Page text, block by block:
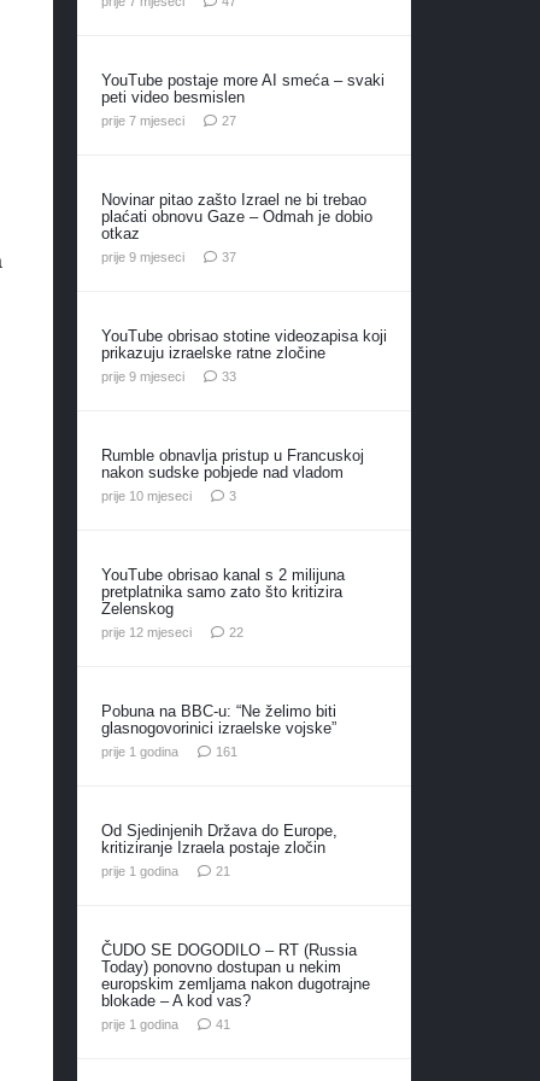
YouTube postaje more AI smeća – svaki
peti video besmislen
prije 7 mjeseci 27komentara
Novinar pitao zašto Izrael ne bi trebao
plaćati obnovu Gaze – Odmah je dobio
otkaz
prije 9 mjeseci 37komentara
YouTube obrisao stotine videozapisa koji
prikazuju izraelske ratne zločine
prije 9 mjeseci 33komentara
Rumble obnavlja pristup u Francuskoj
nakon sudske pobjede nad vladom
prije 10 mjeseci 3komentara
YouTube obrisao kanal s 2 milijuna
pretplatnika samo zato što kritizira
Zelenskog
prije 12 mjeseci 22komentara
Pobuna na BBC-u: “Ne želimo biti
glasnogovorinici izraelske vojske”
prije 1 godina 161
Od Sjedinjenih Država do Europe,
kritiziranje Izraela postaje zločin
prije 1 godina 21
ČUDO SE DOGODILO – RT (Russia
Today) ponovno dostupan u nekim
europskim zemljama nakon dugotrajne
blokade – A kod vas?
prije 1 godina 41